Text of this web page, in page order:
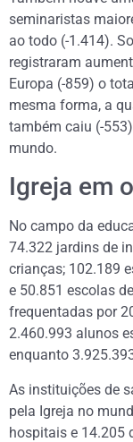
seminaristas
ao todo (-1.414).
registraram
Europa (-859) o
mesma forma, a
também caiu (-
mundo.
Igreja em
No campo da
74.322 jardins de
crianças; 102.189
e 50.851 escolas
frequentadas por
2.460.993 alunos
enquanto
As instituições de
pela Igreja no
hospitais e 14.205